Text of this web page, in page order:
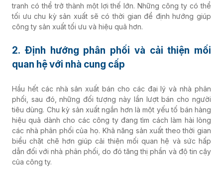
tranh có thể trở thành một lợi thế lớn. Những công ty có thể
tối ưu chu kỳ sản xuất sẽ có thời gian để định hướng giúp
công ty sản xuất tối ưu và hiệu quả hơn.
2. Định hướng phân phối và cải thiện mối
quan hệ với nhà cung cấp
Hầu hết các nhà sản xuất bán cho các đại lý và nhà phân
phối, sau đó, những đối tượng này lần lượt bán cho người
tiêu dùng. Chu kỳ sản xuất ngắn hơn là một yếu tố bán hàng
hiệu quả dành cho các công ty đang tìm cách làm hài lòng
các nhà phân phối của họ. Khả năng sản xuất theo thời gian
biểu chặt chẽ hơn giúp cải thiện mối quan hệ và sức hấp
dẫn đối với nhà phân phối, do đó tăng thị phần và độ tin cậy
của công ty.